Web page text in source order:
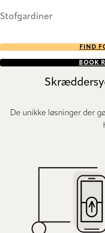
Stofgardiner
FIND
BOOK
De unikke løsninger der